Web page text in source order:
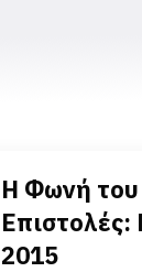
Η Φωνή
2015